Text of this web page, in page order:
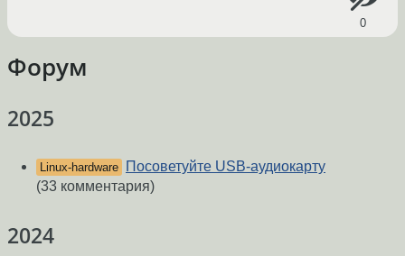
0
Форум
2025
Linux-hardware
Посоветуйте USB-аудиокарту
(33 комментария)
2024